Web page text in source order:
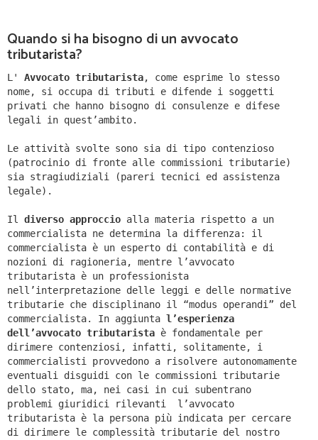
Quando si ha bisogno di un avvocato
tributarista?
L' Avvocato tributarista, come esprime lo stesso
nome, si occupa di tributi e difende i soggetti
privati che hanno bisogno di consulenze e difese
legali in quest’ambito.
Le attività svolte sono sia di tipo contenzioso
(patrocinio di fronte alle commissioni tributarie)
sia stragiudiziali (pareri tecnici ed assistenza
legale).
Il diverso approccio alla materia rispetto a un
commercialista ne determina la differenza: il
commercialista è un esperto di contabilità e di
nozioni di ragioneria, mentre l’avvocato
tributarista è un professionista
nell’interpretazione delle leggi e delle normative
tributarie che disciplinano il “modus operandi” del
commercialista. In aggiunta l’esperienza
dell’avvocato tributarista è fondamentale per
dirimere contenziosi, infatti, solitamente, i
commercialisti provvedono a risolvere autonomamente
eventuali disguidi con le commissioni tributarie
dello stato, ma, nei casi in cui subentrano
problemi giuridici rilevanti l’avvocato
tributarista è la persona più indicata per cercare
di dirimere le complessità tributarie del nostro